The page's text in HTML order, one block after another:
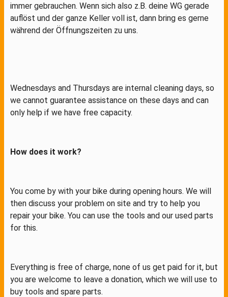
immer gebrauchen. Wenn sich also z.B. deine WG gerade
auflöst und der ganze Keller voll ist, dann bring es gerne
während der Öffnungszeiten zu uns.
Wednesdays and Thursdays are internal cleaning days, so
we cannot guarantee assistance on these days and can
only help if we have free capacity.
How does it work?
You come by with your bike during opening hours. We will
then discuss your problem on site and try to help you
repair your bike. You can use the tools and our used parts
for this.
Everything is free of charge, none of us get paid for it, but
you are welcome to leave a donation, which we will use to
buy tools and spare parts.